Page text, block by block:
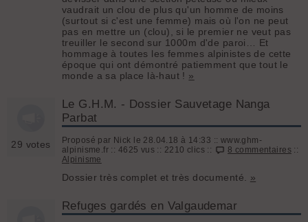
vaudrait un clou de plus qu'un homme de moins
(surtout si c'est une femme) mais où l'on ne peut
pas en mettre un (clou), si le premier ne veut pas
treuiller le second sur 1000m d'de paroi… Et
hommage à toutes les femmes alpinistes de cette
époque qui ont démontré patiemment que tout le
monde a sa place là-haut ! »
29 votes
Le G.H.M. - Dossier Sauvetage Nanga
Parbat
Proposé par Nick le 28.04.18 à 14:33 :: www.ghm-
alpinisme.fr :: 4625 vus :: 2210 clics ::
8 commentaires::
Alpinisme
Dossier très complet et très documenté. »
Refuges gardés en Valgaudemar